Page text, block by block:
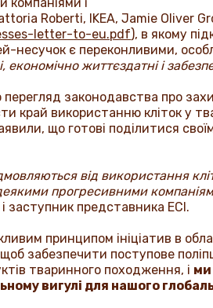
Roberti, IKEA,Jamie Oliver
-letter-to-eu.pdf), в якому
несучок є переконливими,
економічно життєздатні і
законодавства про
край використанню кліток у
що готові поділитися
від використання
прогресивними
і заступник представника ECI.
принципом ініціатив в
забезпечити поступове
тваринного походження, і ми
вигулі для нашого